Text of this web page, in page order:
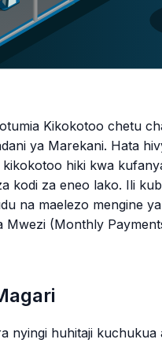
$65.09
$63.65
$62.22
$57.87
Kikokotoo chetu
ya Marekani. Hata
hiki kwa
kodi za eneo lako. Ili
na maelezo mengine
Mwezi (Monthly
nyingi huhitaji